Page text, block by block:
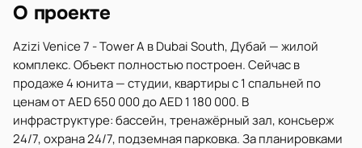
О проекте
Azizi Venice 7 - Tower A в Dubai South, Дубай — жилой
комплекс. Объект полностью построен. Сейчас в
продаже 4 юнита — студии, квартиры с 1 спальней по
ценам от AED 650 000 до AED 1 180 000. В
инфраструктуре: бассейн, тренажёрный зал, консьерж
24/7, охрана 24/7, подземная парковка. За планировками